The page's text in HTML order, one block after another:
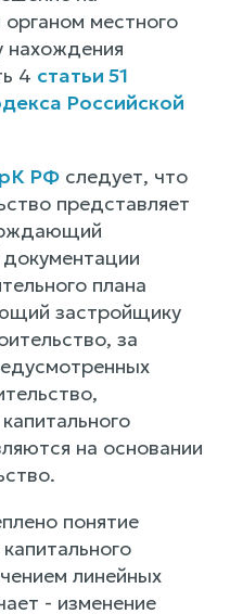
местного
нахождения
4 статьи 51
Российской
РФ следует, что
представляет
плана
застройщику
за
на основании
понятие
линейных
- изменение